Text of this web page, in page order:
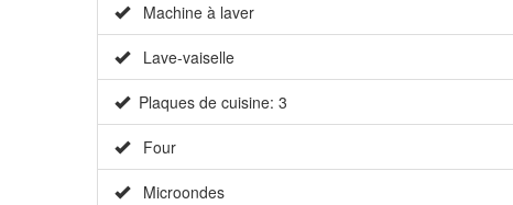
Machine à laver
Lave-vaiselle
Plaques de cuisine: 3
Four
Microondes